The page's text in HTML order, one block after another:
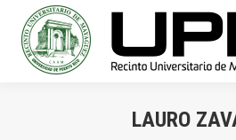
LAURO